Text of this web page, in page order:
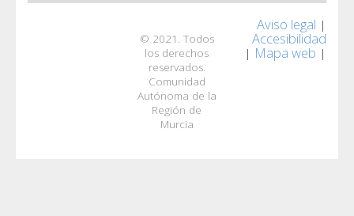
© 2021. Todos
los derechos
reservados.
Comunidad
Autónoma de la
Región de
Murcia
Aviso legal |
Accesibilidad
| Mapa web |